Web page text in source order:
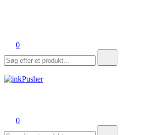
0
efter:
0